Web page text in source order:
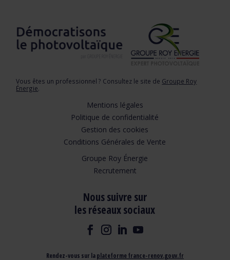
Vous êtes un professionnel ? Consultez le site de Groupe Roy
Énergie.
Mentions légales
Politique de confidentialité
Gestion des cookies
Conditions Générales de Vente
Groupe Roy Énergie
Recrutement
Nous suivre sur
les réseaux sociaux
Rendez-vous sur laplateforme france-renov.gouv.fr